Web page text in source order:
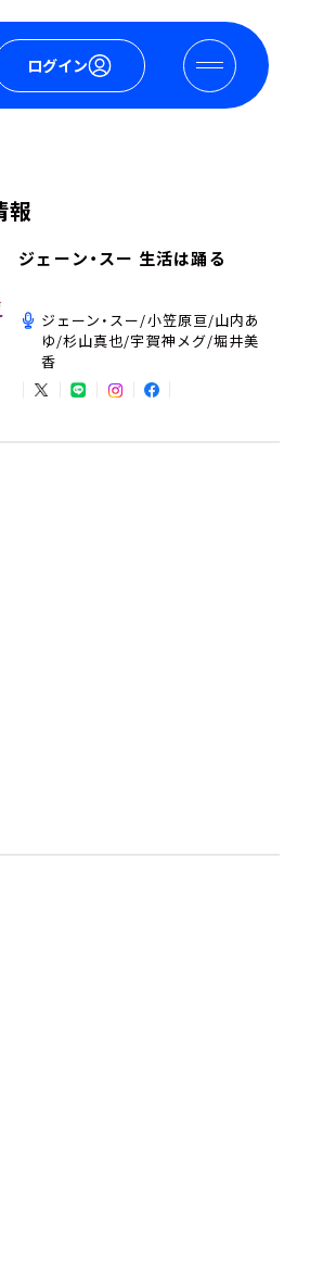
ログイン
報
ジェーン・スー 生活は踊る
ジェーン・スー/小笠原亘/山内あ
ゆ/杉山真也/宇賀神メグ/堀井美
香